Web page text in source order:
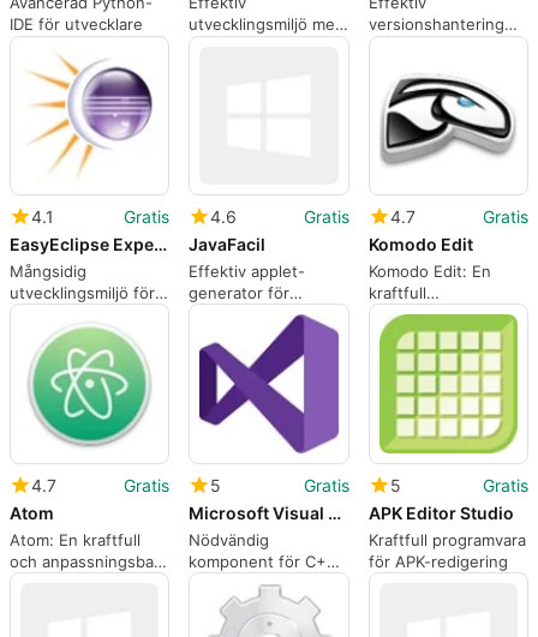
IDE för utvecklare
utvecklingsmiljö med
MinGW - Minimalist
versionshantering
med WinCVS
4.1
Gratis
EasyEclipse Expert Java
Mångsidig
utvecklingsmiljö för
Java och mer
4.6
Gratis
JavaFacil
Effektiv applet-
generator för
webbplatser
4.7
Gratis
Komodo Edit
Komodo Edit: En
kraftfull
utvecklingsmiljö
4.7
Gratis
Atom
Atom: En kraftfull
och anpassningsbar
textredigerare
5
Gratis
Microsoft Visual C Redistributable
Nödvändig
komponent för C++-
applikationer
5
Gratis
APK Editor Studio
Kraftfull programvara
för APK-redigering